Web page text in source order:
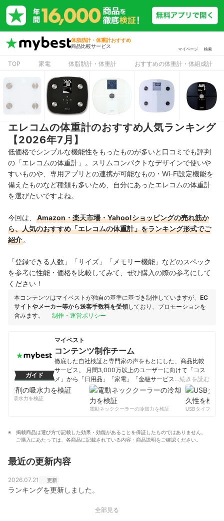
体脂肪計・体重計おすすめ
商品比較サービス
マイページ 検索
TOP 家電 体脂肪計・体重計 おすすめの体重計・体組成計
エレコムの体重計のおすすめ人気ランキング
【2026年7月】
低価格でシンプルな機能性をもったものが多いと口コミでも評判
の「エレコムの体重計」。スリムコンパクトなデザインで使いや
すいものや、専用アプリとの連携が可能なもの・Wi-Fi設定機能を
備えたものなど種類も多いため、自分にあったエレコムの体重計
を選びたいですよね。
今回は、
Amazon・楽天市場・Yahoo!ショッピングの売れ筋か
ら、人気のおすすめ「エレコムの体重計」をランキング形式でご
紹介 。
「登録できる人数」「サイズ」「メモリー機能」などのスペック
を参考に性能・価格を比較してみて、ぜひ購入の際の参考にして
ください！
本コンテンツはマイベストが独自の基準に基づき制作していますが、 EC
サイトやメーカー等から送客手数料を受領しており、プロモーションを
含みます。
制作・運営ポリシー
ガイド
マイベスト
コンテンツ制作チーム
徹底した自社検証と専門家の声をもとにした、商品比較
サービス。 月間3,000万以上のユーザーに向けて「コス
メ」から「日用品」「家電」「金融サービス」まで、ベ
ストな商品を選んでもらうために、毎日コンテンツを制
コンテンツ制作チームのプロフィール
…続きを読む
の吸水力を検証
電動ネッククーラーの冷却力を検証
USBタイプCケー
掲載商品は選び方で記載した効果・効能があることを保証したものではありません。
ご購入にあたっては、各商品に記載されている内容・商品説明をご確認ください。
最近の更新内容
2026.07.21 更新
ランキングを更新しました。
全部見る